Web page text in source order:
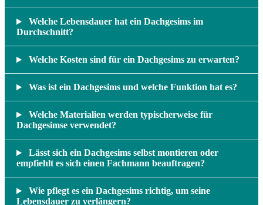
Welche Lebensdauer hat ein Dachgesims im
Durchschnitt?
Welche Kosten sind für ein Dachgesims zu erwarten?
Was ist ein Dachgesims und welche Funktion hat es?
Welche Materialien werden typischerweise für
Dachgesimse verwendet?
Lässt sich ein Dachgesims selbst montieren oder
empfiehlt es sich einen Fachmann beauftragen?
Wie pflegt es ein Dachgesims richtig, um seine
Lebensdauer zu verlängern?